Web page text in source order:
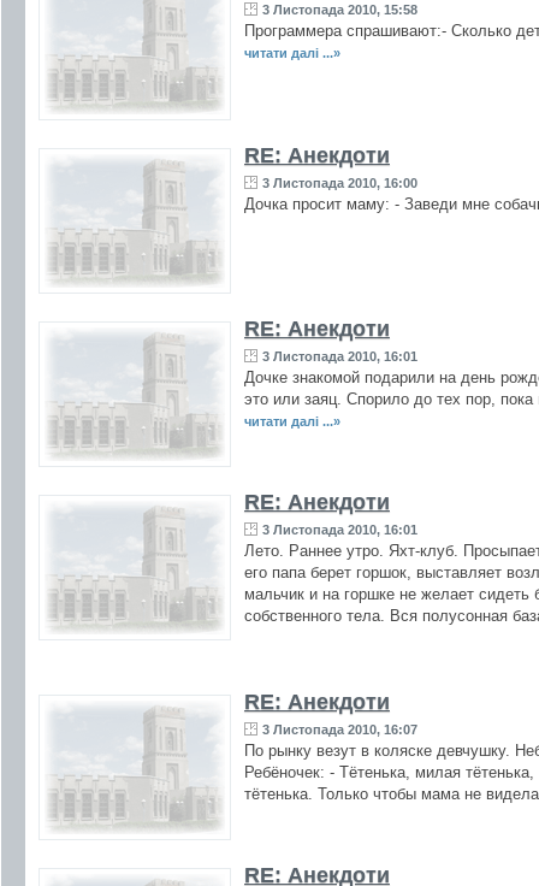
3 Листопада 2010, 15:58
Программера спрашивают:- Сколько
читати далі ...»
RE: Анекдоти
3 Листопада 2010, 16:00
Дочка просит маму: - Заведи мне
RE: Анекдоти
3 Листопада 2010, 16:01
Дочке знакомой подарили на день
это или заяц. Спорило до тех пор,
читати далі ...»
RE: Анекдоти
3 Листопада 2010, 16:01
Лето. Раннее утро. Яхт-клуб.
его папа берет горшок, выставляет
мальчик и на горшке не желает сидеть
собственного тела. Вся полусонная
RE: Анекдоти
3 Листопада 2010, 16:07
По рынку везут в коляске девчушку.
Ребёночек: - Тётенька, милая
тётенька. Только чтобы мама не
RE: Анекдоти